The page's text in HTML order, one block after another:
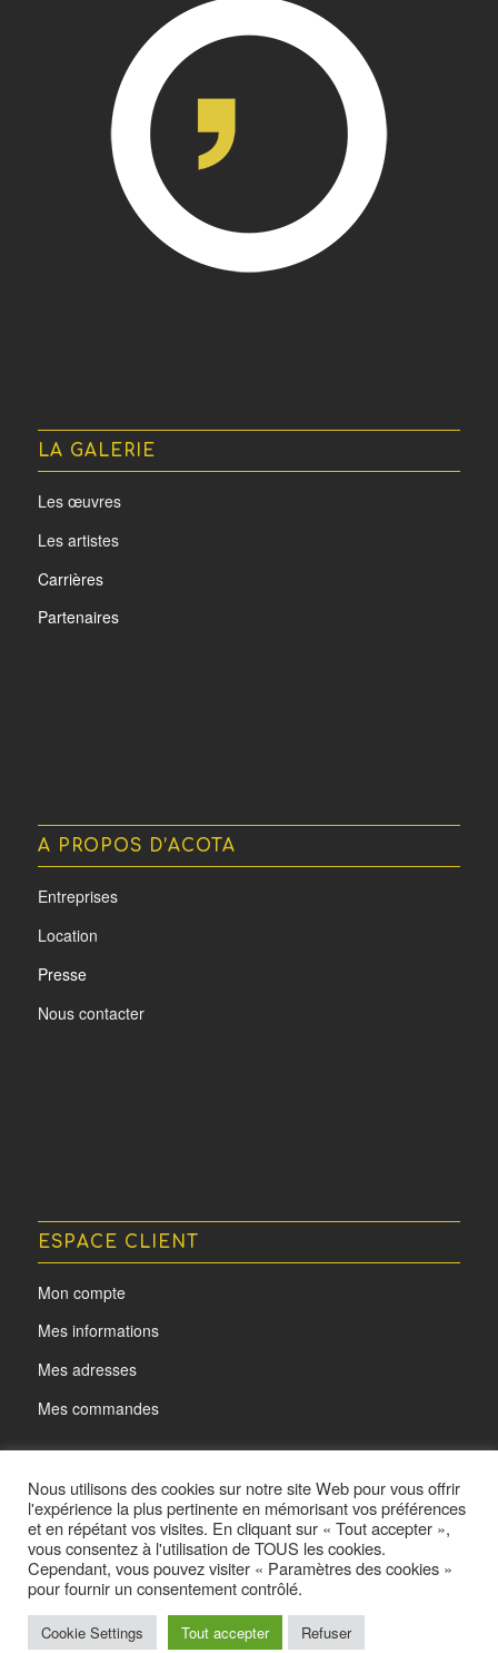
LA GALERIE
Les œuvres
Les artistes
Carrières
Partenaires
A PROPOS D’ACOTA
Entreprises
Location
Presse
Nous contacter
ESPACE CLIENT
Mon compte
Mes informations
Mes adresses
Mes commandes
@ L'oeil d'Acota - Made byYurcom
Nous utilisons des cookies sur notre site Web pour vous offrir
l'expérience la plus pertinente en mémorisant vos préférences
et en répétant vos visites. En cliquant sur « Tout accepter »,
vous consentez à l'utilisation de TOUS les cookies.
Cependant, vous pouvez visiter « Paramètres des cookies »
pour fournir un consentement contrôlé.
Cookie Settings Tout accepter Refuser